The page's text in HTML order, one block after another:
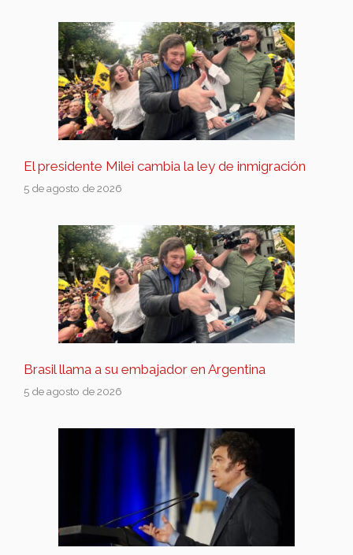
El presidente Milei cambia la ley de inmigración
5 de agosto de 2026
Brasil llama a su embajador en Argentina
5 de agosto de 2026